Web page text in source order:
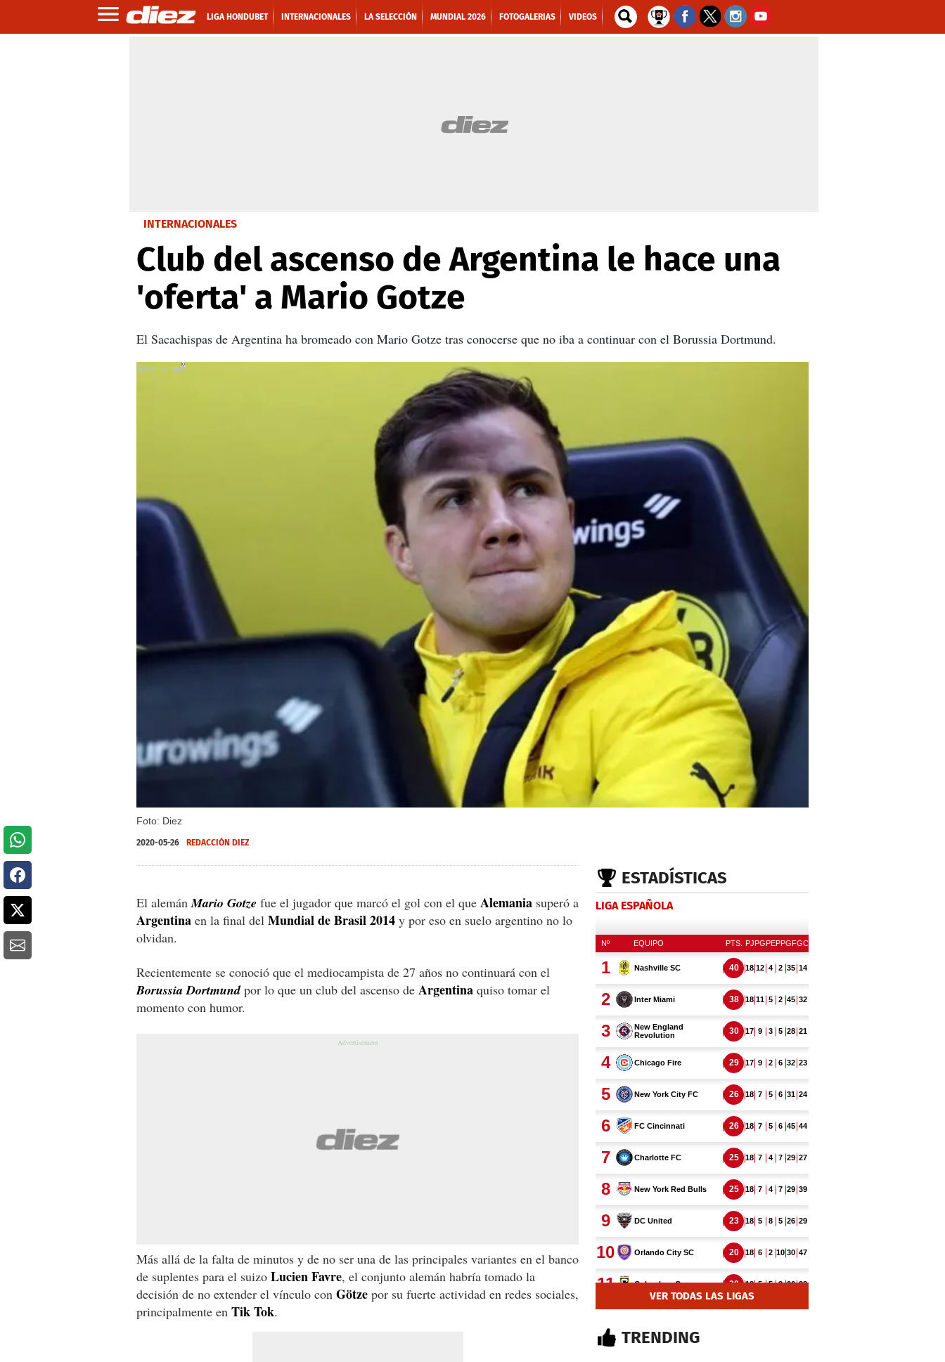
LIGA HONDUBET INTERNACIONALES LA SELECCIÓN MUNDIAL 2026 FOTOGALERIAS VIDEOS
INTERNACIONALES
Club del ascenso de Argentina le hace una
'oferta' a Mario Gotze
El Sacachispas de Argentina ha bromeado con Mario Gotze tras conocerse que no iba a continuar con el Borussia Dortmund.
Foto: Diez
X
2020-05-26 REDACCIÓN DIEZ
El alemánMario Gotze fue el jugador que marcó el gol con el que Alemania superó a
Argentina en la final del Mundial de Brasil 2014 y por eso en suelo argentino no lo
olvidan.
Recientemente se conoció que el mediocampista de 27 años no continuará con el
Borussia Dortmundpor lo que un club del ascenso de Argentina quiso tomar el
momento con humor.
Más allá de la falta de minutos y de no ser una de las principales variantes en el banco
de suplentes para el suizo Lucien Favre, el conjunto alemán habría tomado la
decisión de no extender el vínculo con Götze por su fuerte actividad en redes sociales,
principalmente en Tik Tok.
ESTADÍSTICAS
LIGA ESPAÑOLA
VER TODAS LAS LIGAS
TRENDING